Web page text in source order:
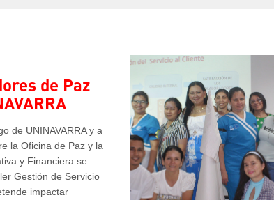
de UNINAVARRA y a
la Oficina de Paz y la
y Financiera se
Gestión de Servicio
impactar